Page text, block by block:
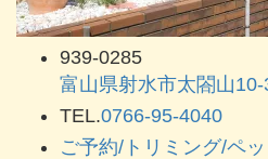
939-0285
富山県射水市太閤山10-
TEL.0766-95-4040
ご予約/トリミング/ペ